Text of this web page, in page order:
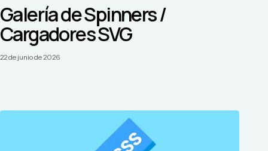
Galería de Spinners /
Cargadores SVG
22 de junio de 2026